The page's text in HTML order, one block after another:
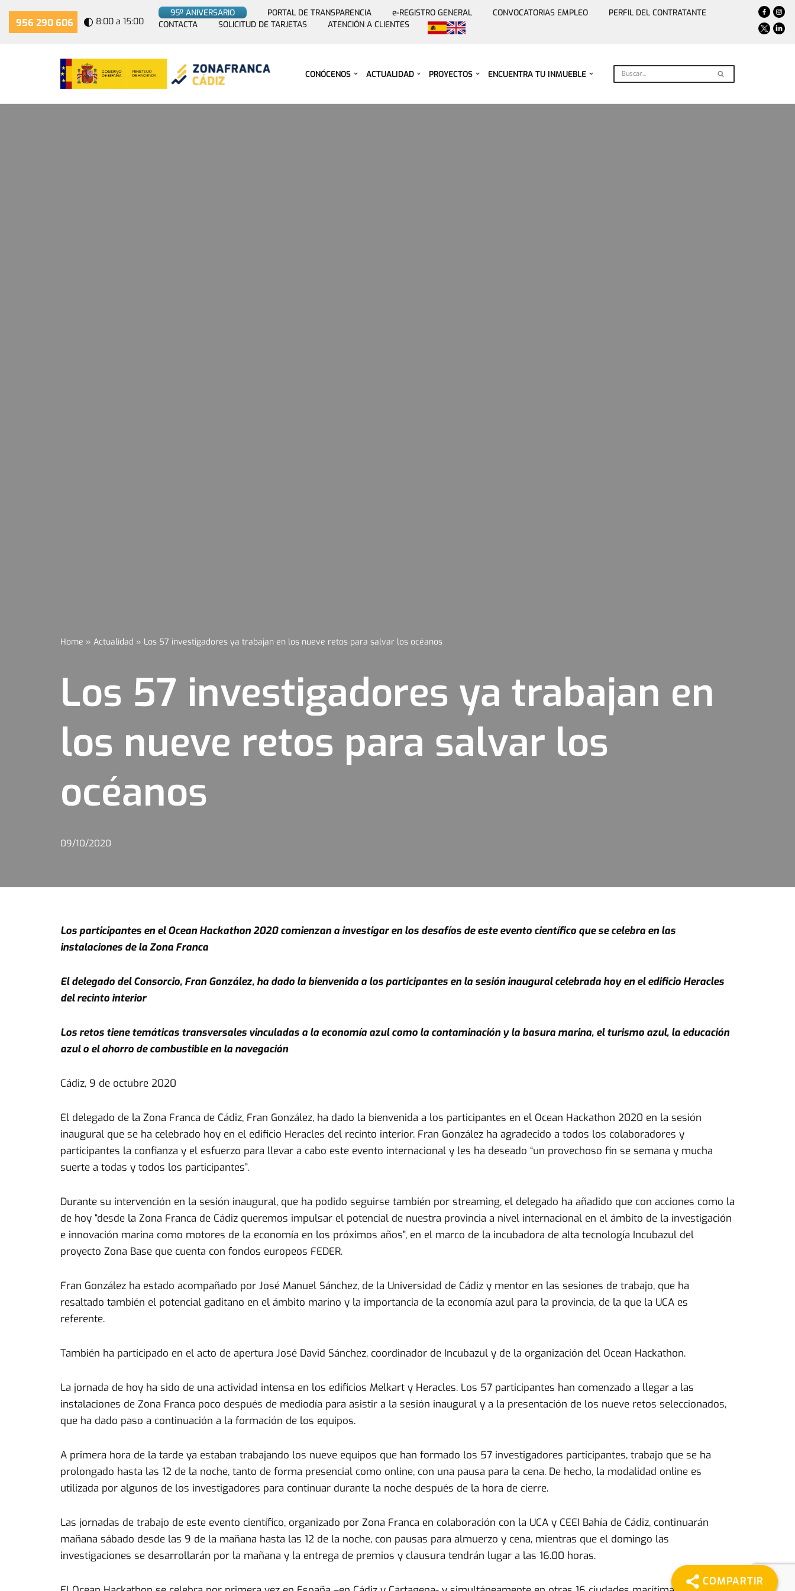
Saltar
956 290 606 8:00 a 15:00
95º ANIVERSARIO PORTAL DE TRANSPARENCIA e-REGISTRO GENERAL CONVOCATORIAS EMPLEO
PERFIL DEL CONTRATANTE
CONTACTA
SOLICITUD DE TARJETAS ATENCIÓN A CLIENTES
CONÓCENOS ACTUALIDAD PROYECTOS ENCUENTRA TU INMUEBLE
Home » Actualidad » Los 57 investigadores ya trabajan en los nueve retos para salvar los océanos
Los 57 investigadores ya trabajan en
los nueve retos para salvar los
océanos
09/10/2020
Los participantes en el Ocean Hackathon 2020 comienzan a investigar en los desafíos de este evento científico que se celebra en las
instalaciones de la Zona Franca
El delegado del Consorcio, Fran González, ha dado la bienvenida a los participantes en la sesión inaugural celebrada hoy en el edificio Heracles
del recinto interior
Los retos tiene temáticas transversales vinculadas a la economía azul como la contaminación y la basura marina, el turismo azul, la educación
azul o el ahorro de combustible en la navegación
Cádiz, 9 de octubre 2020
El delegado de la Zona Franca de Cádiz, Fran González, ha dado la bienvenida a los participantes en el Ocean Hackathon 2020 en la sesión
inaugural que se ha celebrado hoy en el edificio Heracles del recinto interior. Fran González ha agradecido a todos los colaboradores y
participantes la confianza y el esfuerzo para llevar a cabo este evento internacional y les ha deseado “un provechoso fin se semana y mucha
suerte a todas y todos los participantes”.
Durante su intervención en la sesión inaugural, que ha podido seguirse también por streaming, el delegado ha añadido que con acciones como la
de hoy “desde la Zona Franca de Cádiz queremos impulsar el potencial de nuestra provincia a nivel internacional en el ámbito de la investigación
e innovación marina como motores de la economía en los próximos años”, en el marco de la incubadora de alta tecnología Incubazul del
proyecto Zona Base que cuenta con fondos europeos FEDER.
Fran González ha estado acompañado por José Manuel Sánchez, de la Universidad de Cádiz y mentor en las sesiones de trabajo, que ha
resaltado también el potencial gaditano en el ámbito marino y la importancia de la economía azul para la provincia, de la que la UCA es
referente.
También ha participado en el acto de apertura José David Sánchez, coordinador de Incubazul y de la organización del Ocean Hackathon.
La jornada de hoy ha sido de una actividad intensa en los edificios Melkart y Heracles. Los 57 participantes han comenzado a llegar a las
instalaciones de Zona Franca poco después de mediodía para asistir a la sesión inaugural y a la presentación de los nueve retos seleccionados,
que ha dado paso a continuación a la formación de los equipos.
A primera hora de la tarde ya estaban trabajando los nueve equipos que han formado los 57 investigadores participantes, trabajo que se ha
prolongado hasta las 12 de la noche, tanto de forma presencial como online, con una pausa para la cena. De hecho, la modalidad online es
utilizada por algunos de los investigadores para continuar durante la noche después de la hora de cierre.
Las jornadas de trabajo de este evento científico, organizado por Zona Franca en colaboración con la UCA y CEEI Bahía de Cádiz, continuarán
mañana sábado desde las 9 de la mañana hasta las 12 de la noche, con pausas para almuerzo y cena, mientras que el domingo las
investigaciones se desarrollarán por la mañana y la entrega de premios y clausura tendrán lugar a las 16.00 horas.
COMPARTIR